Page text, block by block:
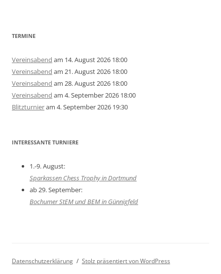
TERMINE
Vereinsabend am 14. August 2026 18:00
Vereinsabend am 21. August 2026 18:00
Vereinsabend am 28. August 2026 18:00
Vereinsabend am 4. September 2026 18:00
Blitzturnieram 4. September 2026 19:30
INTERESSANTE TURNIERE
1.-9. August:
Sparkassen Chess Trophy in Dortmund
ab 29. September:
Bochumer StEM und BEM in Günnigfeld
Datenschutzerklärung Stolz präsentiert von WordPress